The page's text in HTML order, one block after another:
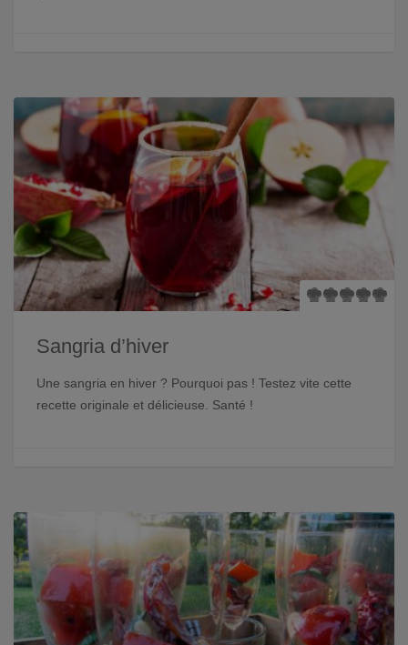
Sangria d’hiver
Une sangria en hiver ? Pourquoi pas ! Testez vite cette
recette originale et délicieuse. Santé !